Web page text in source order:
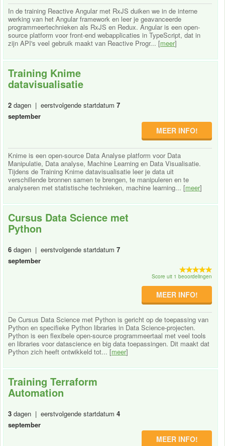
In de training Reactive Angular met RxJS duiken we in de interne
werking van het Angular framework en leer je geavanceerde
programmeertechnieken als RxJS en Redux. Angular is een open-
source platform voor front-end webapplicaties in TypeScript, dat in
zijn API's veel gebruik maakt van Reactive Progr... [meer]
Training Knime
datavisualisatie
2 dagen | eerstvolgende startdatum 7
september
MEER INFO!
Knime is een open-source Data Analyse platform voor Data
Manipulatie, Data analyse, Machine Learning en Data Visualisatie.
Tijdens de Training Knime datavisualisatie leer je data uit
verschillende bronnen samen te brengen, te manipuleren en te
analyseren met statistische technieken, machine learning... [meer]
Cursus Data Science met
Python
6 dagen | eerstvolgende startdatum 7
september
Score uit 1 beoordelingen
MEER INFO!
De Cursus Data Science met Python is gericht op de toepassing van
Python en specifieke Python libraries in Data Science-projecten.
Python is een flexibele open-source programmeertaal met veel tools
en libraries voor datascience en big data toepassingen. Dit maakt dat
Python zich heeft ontwikkeld tot... [meer]
Training Terraform
Automation
3 dagen | eerstvolgende startdatum 4
september
MEER INFO!